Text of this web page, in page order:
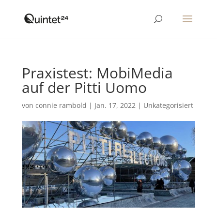
Praxistest: MobiMedia
auf der Pitti Uomo
von connie rambold | Jan. 17, 2022| Unkategorisiert